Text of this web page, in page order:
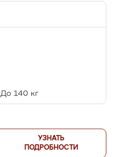
До 140 кг
УЗНАТЬ
ПОДРОБНОСТИ